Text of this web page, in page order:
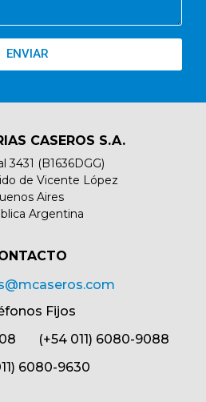
ENVIAR
CASEROS S.A.
3431 (B1636DGG)
de Vicente López
Aires
Argentina
Fijos
(+54 011) 6080-9088
6080-9630